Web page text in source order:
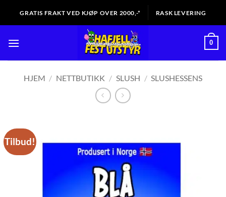
GRATIS FRAKT VED KJØP OVER 2000,-* RASK LEVERING
0
HJEM / NETTBUTIKK / SLUSH / SLUSHESSENS
Tilbud!